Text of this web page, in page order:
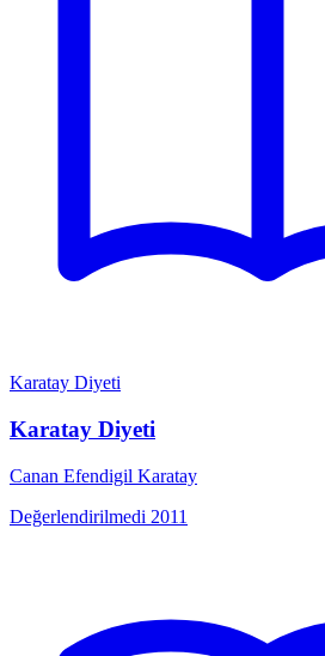
Karatay Diyeti
Karatay Diyeti
Canan Efendigil Karatay
Değerlendirilmedi 2011